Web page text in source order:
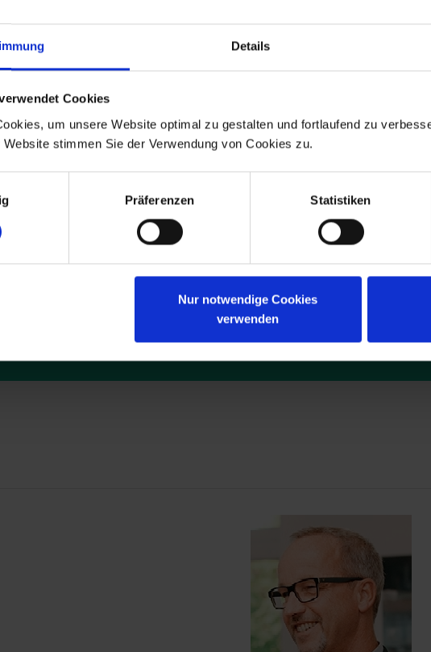
Details
Cookies
um unsere Website optimal zu gestalten und fortlaufend zu
stimmen Sie der Verwendung von Cookies zu.
Präferenzen Statistiken
Nur notwendige Cookies
verwenden
ADS-Newsmail
Melden Sie sich jetzt für unsere kostenfreie ADS-Newsmail an
JETZT GUTSCHEIN SICHERN
Die Abmeldung ist jederzeit möglich. Es gelten die Bedingungen zum Datenschutz.